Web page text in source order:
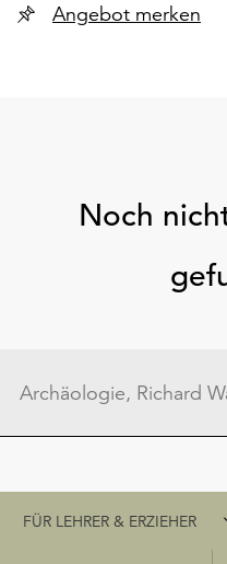
Angebot merken
Noch
Schnellzugriff
FÜR LEHRER & ERZIEHER